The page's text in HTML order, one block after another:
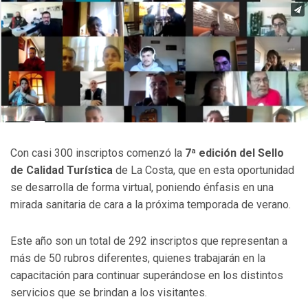
Con casi 300 inscriptos comenzó la 7ª edición del Sello
de Calidad Turística de La Costa, que en esta oportunidad
se desarrolla de forma virtual, poniendo énfasis en una
mirada sanitaria de cara a la próxima temporada de verano.
Este año son un total de 292 inscriptos que representan a
más de 50 rubros diferentes, quienes trabajarán en la
capacitación para continuar superándose en los distintos
servicios que se brindan a los visitantes.